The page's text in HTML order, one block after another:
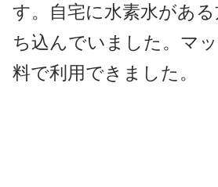
す。自宅に水素水があ
ち込んでいました。マ
料で利用できました。